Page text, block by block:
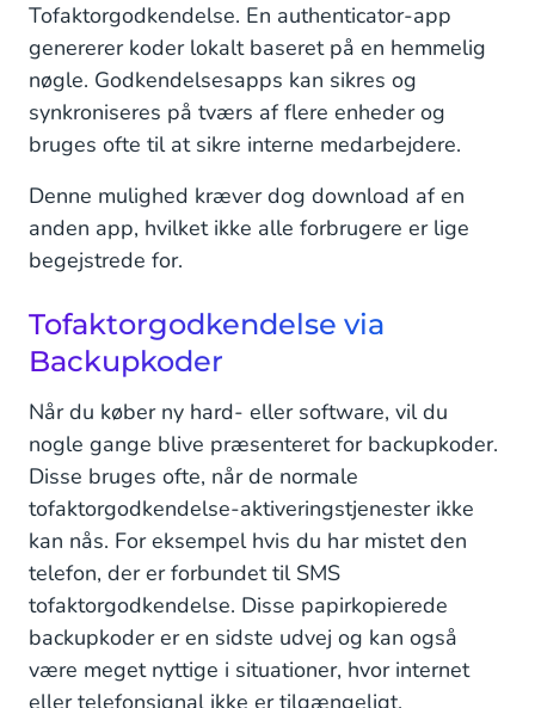
Tofaktorgodkendelse. En authenticator-app
genererer koder lokalt baseret på en hemmelig
nøgle. Godkendelsesapps kan sikres og
synkroniseres på tværs af flere enheder og
bruges ofte til at sikre interne medarbejdere.
Denne mulighed kræver dog download af en
anden app, hvilket ikke alle forbrugere er lige
begejstrede for.
Tofaktorgodkendelse via
Backupkoder
Når du køber ny hard- eller software, vil du
nogle gange blive præsenteret for backupkoder.
Disse bruges ofte, når de normale
tofaktorgodkendelse-aktiveringstjenester ikke
kan nås. For eksempel hvis du har mistet den
telefon, der er forbundet til SMS
tofaktorgodkendelse. Disse papirkopierede
backupkoder er en sidste udvej og kan også
være meget nyttige i situationer, hvor internet
eller telefonsignal ikke er tilgængeligt.